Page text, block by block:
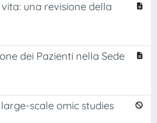
una revisione della
dei Pazienti nella Sede
scale omic studies